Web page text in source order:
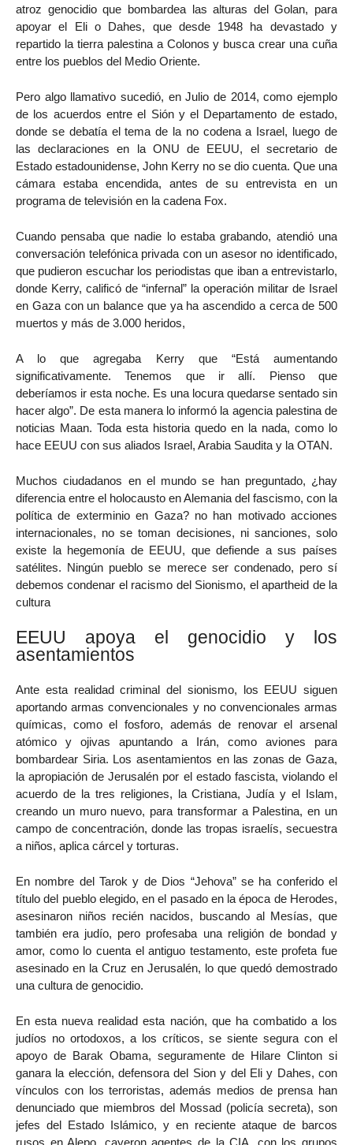
atroz genocidio que bombardea las alturas del Golan, para
apoyar el Eli o Dahes, que desde 1948 ha devastado y
repartido la tierra palestina a Colonos y busca crear una cuña
entre los pueblos del Medio Oriente.
Pero algo llamativo sucedió, en Julio de 2014, como ejemplo
de los acuerdos entre el Sión y el Departamento de estado,
donde se debatía el tema de la no codena a Israel, luego de
las declaraciones en la ONU de EEUU, el secretario de
Estado estadounidense, John Kerry no se dio cuenta. Que una
cámara estaba encendida, antes de su entrevista en un
programa de televisión en la cadena Fox.
Cuando pensaba que nadie lo estaba grabando, atendió una
conversación telefónica privada con un asesor no identificado,
que pudieron escuchar los periodistas que iban a entrevistarlo,
donde Kerry, calificó de “infernal” la operación militar de Israel
en Gaza con un balance que ya ha ascendido a cerca de 500
muertos y más de 3.000 heridos,
A lo que agregaba Kerry que “Está aumentando
significativamente. Tenemos que ir allí. Pienso que
deberíamos ir esta noche. Es una locura quedarse sentado sin
hacer algo”. De esta manera lo informó la agencia palestina de
noticias Maan. Toda esta historia quedo en la nada, como lo
hace EEUU con sus aliados Israel, Arabia Saudita y la OTAN.
Muchos ciudadanos en el mundo se han preguntado, ¿hay
diferencia entre el holocausto en Alemania del fascismo, con la
política de exterminio en Gaza? no han motivado acciones
internacionales, no se toman decisiones, ni sanciones, solo
existe la hegemonía de EEUU, que defiende a sus países
satélites. Ningún pueblo se merece ser condenado, pero sí
debemos condenar el racismo del Sionismo, el apartheid de la
cultura
EEUU apoya el genocidio y los
asentamientos
Ante esta realidad criminal del sionismo, los EEUU siguen
aportando armas convencionales y no convencionales armas
químicas, como el fosforo, además de renovar el arsenal
atómico y ojivas apuntando a Irán, como aviones para
bombardear Siria. Los asentamientos en las zonas de Gaza,
la apropiación de Jerusalén por el estado fascista, violando el
acuerdo de la tres religiones, la Cristiana, Judía y el Islam,
creando un muro nuevo, para transformar a Palestina, en un
campo de concentración, donde las tropas israelís, secuestra
a niños, aplica cárcel y torturas.
En nombre del Tarok y de Dios “Jehova” se ha conferido el
título del pueblo elegido, en el pasado en la época de Herodes,
asesinaron niños recién nacidos, buscando al Mesías, que
también era judío, pero profesaba una religión de bondad y
amor, como lo cuenta el antiguo testamento, este profeta fue
asesinado en la Cruz en Jerusalén, lo que quedó demostrado
una cultura de genocidio.
En esta nueva realidad esta nación, que ha combatido a los
judíos no ortodoxos, a los críticos, se siente segura con el
apoyo de Barak Obama, seguramente de Hilare Clinton si
ganara la elección, defensora del Sion y del Eli y Dahes, con
vínculos con los terroristas, además medios de prensa han
denunciado que miembros del Mossad (policía secreta), son
jefes del Estado Islámico, y en reciente ataque de barcos
rusos en Alepo, cayeron agentes de la CIA, con los grupos